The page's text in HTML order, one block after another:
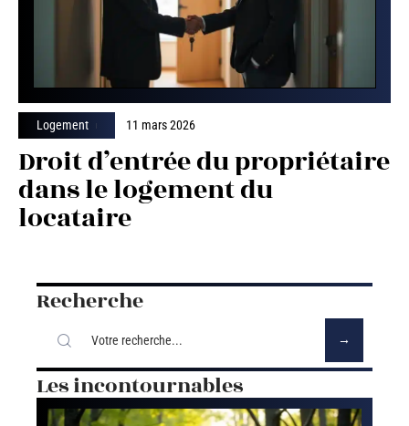
Logement 11 mars 2026
Droit d’entrée du propriétaire
dans le logement du
locataire
Recherche
Les incontournables